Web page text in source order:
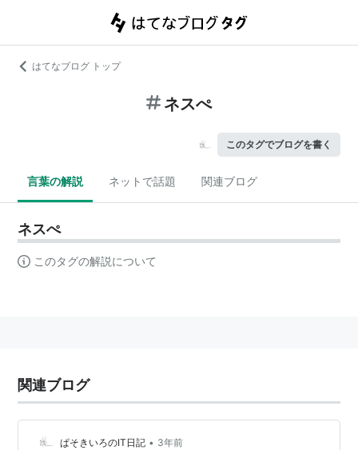
はてなブログ トップ
ネスぺ
このタグでブログを書く
言葉の解説 ネットで話題 関連ブログ
ネスぺ
このタグの解説について
関連ブログ
ぱそきいろのIT日記 • 3年前